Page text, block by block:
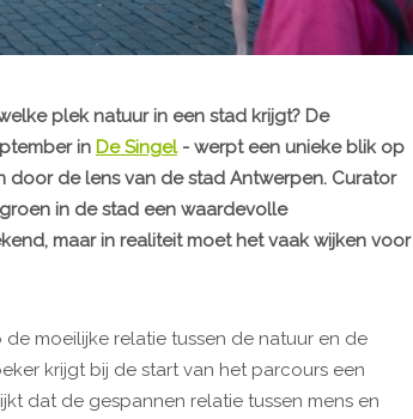
plek natuur in een stad krijgt? De
in De Singel- werpt een unieke blik op
de lens van de stad Antwerpen. Curator
in de stad een waardevolle
maar in realiteit moet het vaak wijken voor
moeilijke relatie tussen de natuur en de
krijgt bij de start van het parcours een
dat de gespannen relatie tussen mens en